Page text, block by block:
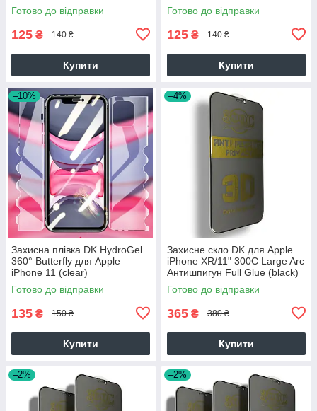
Готово до відправки
125 ₴ 140 ₴
Купити
Готово до відправки
125 ₴ 140 ₴
Купити
–10%
Захисна плівка DK HydroGel
360° Butterfly для Apple
iPhone 11 (clear)
Готово до відправки
135 ₴ 150 ₴
Купити
–4%
Захисне скло DK для Apple
iPhone XR/11" 300C Large Arc
Антишпигун Full Glue (black)
Готово до відправки
365 ₴ 380 ₴
Купити
–2% –2%